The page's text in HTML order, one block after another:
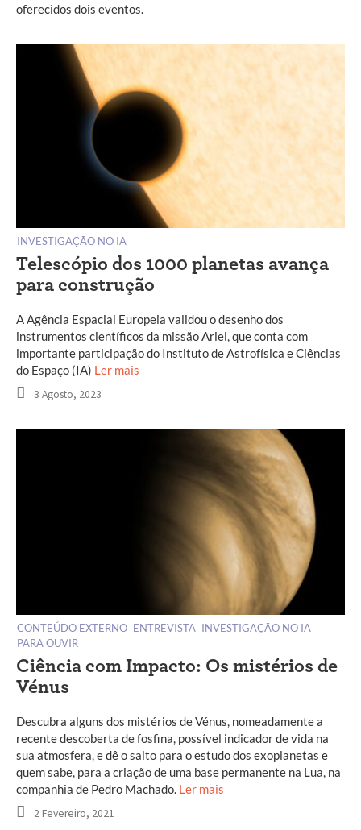
oferecidos dois eventos.
INVESTIGAÇÃO NO IA
Telescópio dos 1000 planetas avança
para construção
A Agência Espacial Europeia validou o desenho dos
instrumentos científicos da missão Ariel, que conta com
importante participação do Instituto de Astrofísica e Ciências
do Espaço (IA) Ler mais
3 Agosto, 2023
CONTEÚDO EXTERNO ENTREVISTA INVESTIGAÇÃO NO IA
PARA OUVIR
Ciência com Impacto: Os mistérios de
Vénus
Descubra alguns dos mistérios de Vénus, nomeadamente a
recente descoberta de fosfina, possível indicador de vida na
sua atmosfera, e dê o salto para o estudo dos exoplanetas e
quem sabe, para a criação de uma base permanente na Lua, na
companhia de Pedro Machado. Ler mais
2 Fevereiro, 2021